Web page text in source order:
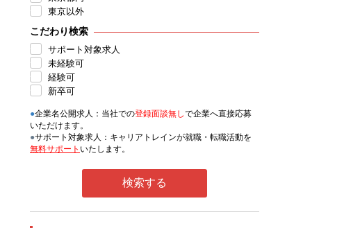
東京以外
こだわり検索
サポート対象求人
未経験可
経験可
新卒可
●企業名公開求人：当社での登録面談無しで企業へ直接応募
いただけます。
●サポート対象求人：キャリアトレインが就職・転職活動を
無料サポート いたします。